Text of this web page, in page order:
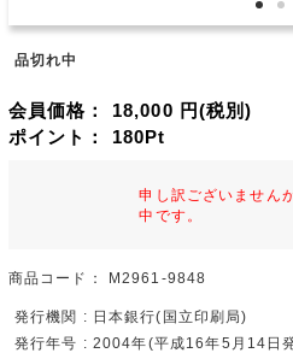
品切れ中
会員価格： 18,000 円(税別)
ポイント： 180Pt
申し訳ございません
中です。
商品コード： M2961-9848
発行機関 : 日本銀行(国立印刷局)
発行年号 : 2004年(平成16年5月14日